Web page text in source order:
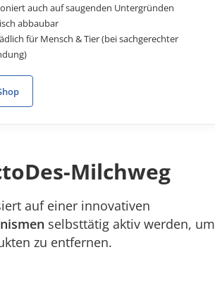
auch auf saugenden Untergründen
abbaubar
für Mensch & Tier (bei sachgerechter
Milchweg
auf einer innovativen
selbsttätig aktiv werden, um
zu entfernen.